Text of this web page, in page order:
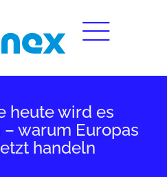
heute wird es
warum Europas
handeln